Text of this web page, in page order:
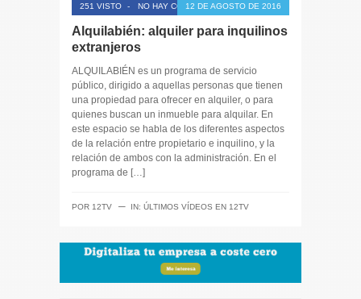
251 VISTO - NO HAY COMENTARIOS12 DE AGOSTO DE 2016
Alquilabién: alquiler para inquilinos
extranjeros
ALQUILABIÉN es un programa de servicio
público, dirigido a aquellas personas que tienen
una propiedad para ofrecer en alquiler, o para
quienes buscan un inmueble para alquilar. En
este espacio se habla de los diferentes aspectos
de la relación entre propietario e inquilino, y la
relación de ambos con la administración. En el
programa de […]
POR 12TV ─ IN: ÚLTIMOS VÍDEOS EN 12TV